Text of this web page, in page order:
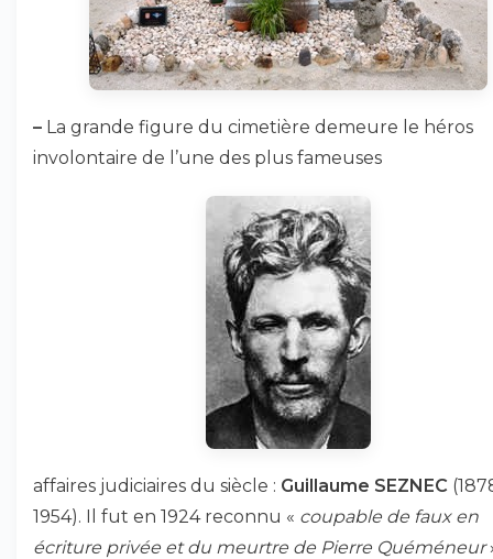
– La grande figure du cimetière demeure le héros
involontaire de l’une des plus fameuses
affaires judiciaires du siècle : Guillaume SEZNEC
1954). Il fut en 1924 reconnu « coupable de faux en
écriture privée et du meurtre de Pierre Quéméneur